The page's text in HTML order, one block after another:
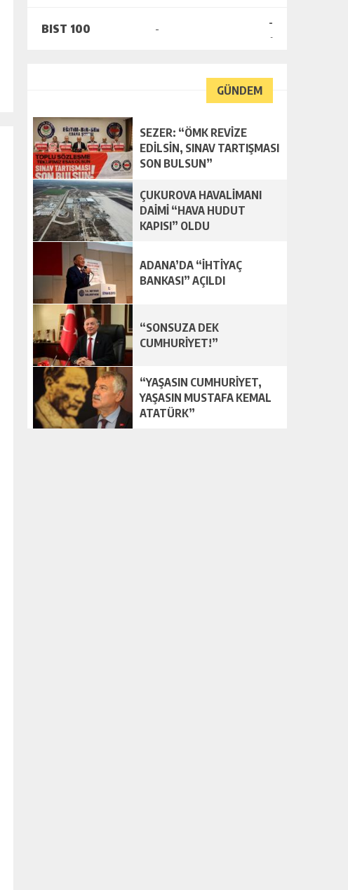
BIST 100 - -
-
GÜNDEM
SEZER: “ÖMK REVİZE
EDİLSİN, SINAV TARTIŞMASI
SON BULSUN”
ÇUKUROVA HAVALİMANI
DAİMİ “HAVA HUDUT
KAPISI” OLDU
ADANA’DA “İHTİYAÇ
BANKASI” AÇILDI
“SONSUZA DEK
CUMHURİYET!”
“YAŞASIN CUMHURİYET,
YAŞASIN MUSTAFA KEMAL
ATATÜRK”